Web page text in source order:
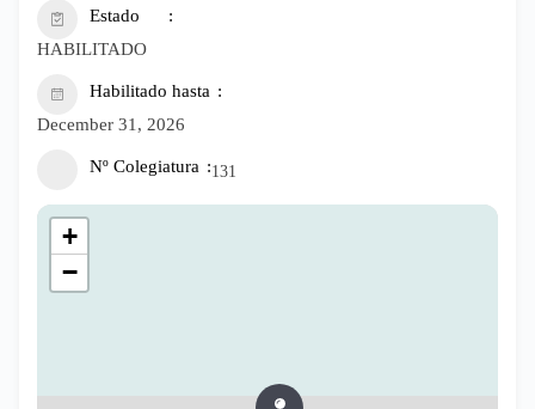
Estado
HABILITADO
Habilitado hasta
December 31, 2026
Nº Colegiatura 131
+
−